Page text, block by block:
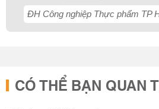
ĐH Công nghiệp Thực phẩm TP
CÓ THỂ BẠN QUAN